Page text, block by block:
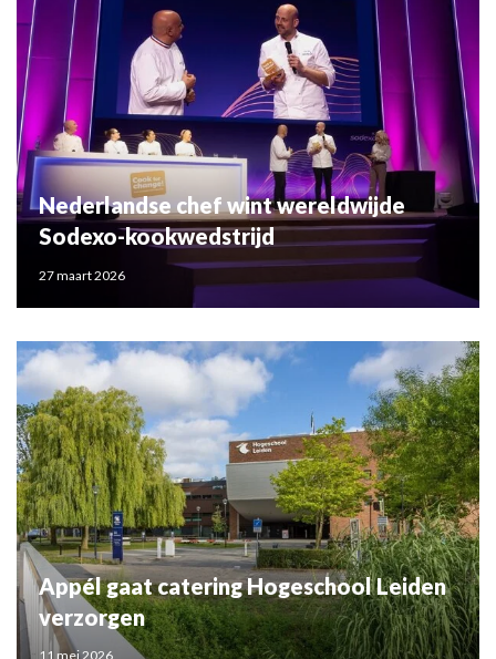
Nederlandse chef wint wereldwijde
Sodexo-kookwedstrijd
27 maart 2026
Appél gaat catering Hogeschool Leiden
verzorgen
11 mei 2026